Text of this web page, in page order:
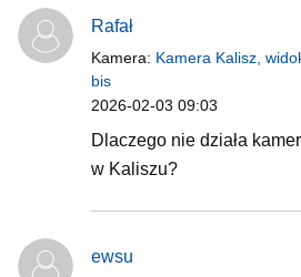
Rafał
Kamera: Kamera Kalisz,
bis
2026-02-03 09:03
Dlaczego nie działa
w Kaliszu?
ewsu